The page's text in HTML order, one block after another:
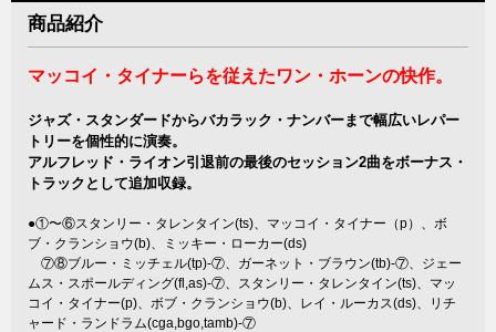
商品紹介
マッコイ・タイナーらを従えたワン・ホーンの快作。
ジャズ・スタンダードからバカラック・ナンバーまで幅広いレパー
トリーを個性的に演奏。
アルフレッド・ライオン引退前の最後のセッション2曲をボーナス・
トラックとして追加収録。
●①〜⑥スタンリー・タレンタイン(ts)、マッコイ・タイナー（p）、ボ
ブ・クランショウ(b)、ミッキー・ローカー(ds)
⑦⑧ブルー・ミッチェル(tp)-⑦、ガーネット・ブラウン(tb)-⑦、ジェー
ムス・スポールディング(fl,as)-⑦、スタンリー・タレンタイン(ts)、マッ
コイ・タイナー(p)、ボブ・クランショウ(b)、レイ・ルーカス(ds)、リチ
ャード・ランドラム(cga,bgo,tamb)-⑦